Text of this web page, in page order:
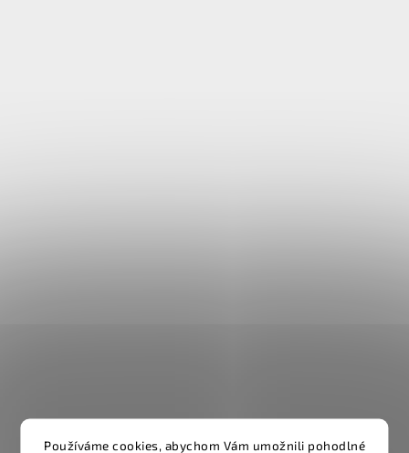
Používáme cookies, abychom Vám umožnili pohodlné